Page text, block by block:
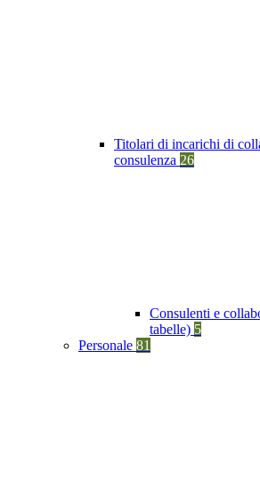
Titolari di incarichi di
consulenza 26
Consulenti e
tabelle) 5
Personale 81